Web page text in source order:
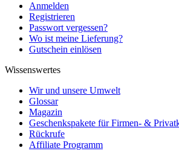
Anmelden
Registrieren
Passwort vergessen?
Wo ist meine Lieferung?
Gutschein einlösen
Wissenswertes
Wir und unsere Umwelt
Glossar
Magazin
Geschenkspakete für Firmen- &
Rückrufe
Affiliate Programm